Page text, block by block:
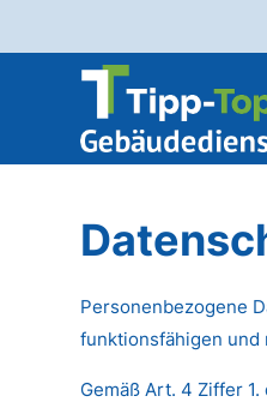
Personenbezogene
funktionsfähigen
Gemäß Art. 4 Ziffer